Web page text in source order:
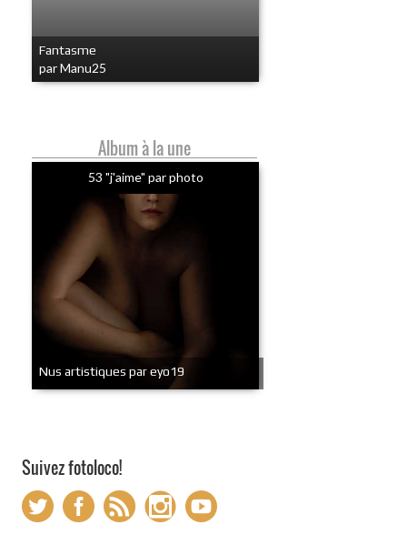
Fantasme
par Manu25
Album à la une
53 "j'aime" par photo
Nus artistiques par eyo19
Suivez fotoloco!